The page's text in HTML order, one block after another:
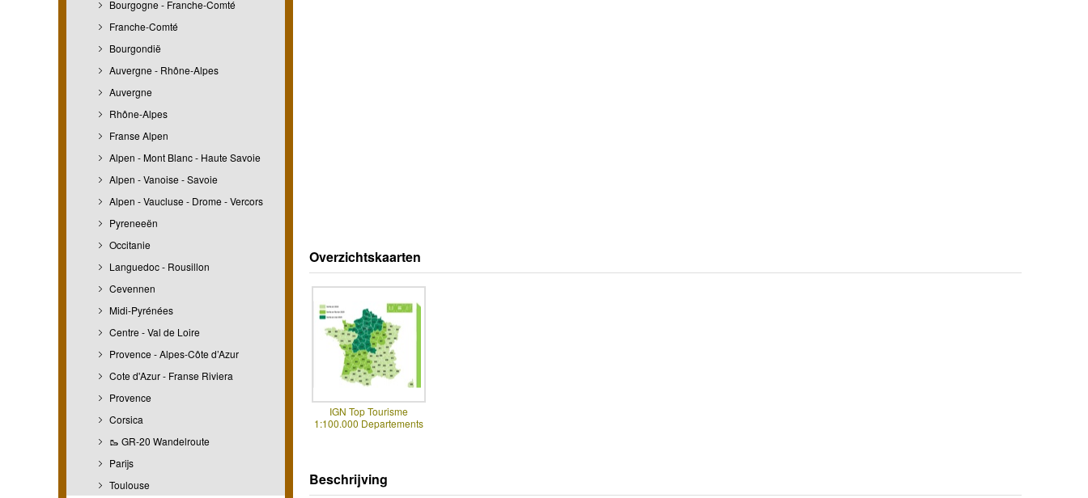
Bourgogne - Franche-Comté
Franche-Comté
Bourgondië
Auvergne - Rhône-Alpes
Auvergne
Rhône-Alpes
Franse Alpen
Alpen - Mont Blanc - Haute Savoie
Alpen - Vanoise - Savoie
Alpen - Vaucluse - Drome - Vercors
Pyreneeën
Occitanie
Languedoc - Rousillon
Cevennen
Midi-Pyrénées
Centre - Val de Loire
Provence - Alpes-Côte d’Azur
Cote d'Azur - Franse Riviera
Provence
Corsica
🥾 GR-20 Wandelroute
Parijs
Toulouse
Overzichtskaarten
IGN Top Tourisme
1:100.000 Departements
Beschrijving